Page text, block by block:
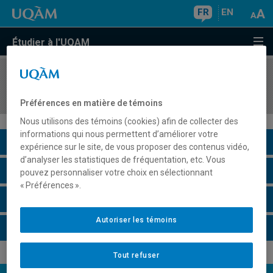
FR EN
Étudier à l'UQAM
COURS//
Description du cours
Horaire - Été 2026
Préférences en matière de témoins
Nous utilisons des témoins (cookies) afin de collecter des
informations qui nous permettent d’améliorer votre
expérience sur le site, de vous proposer des contenus vidéo,
d’analyser les statistiques de fréquentation, etc. Vous
pouvez personnaliser votre choix en sélectionnant
« Préférences ».
Tout refuser
Autoriser les témoins